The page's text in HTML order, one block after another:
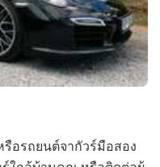
อรถยนต์จากัวร์มือสอง